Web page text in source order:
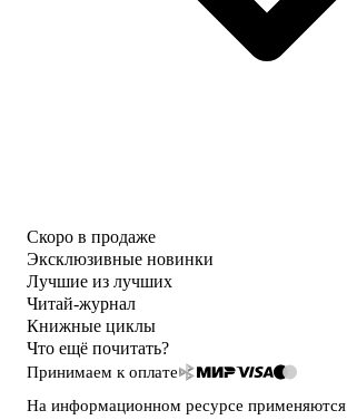
Скоро в продаже
Эксклюзивные новинки
Лучшие из лучших
Читай-журнал
Книжные циклы
Что ещё почитать?
Принимаем к оплате
На информационном ресурсе применяются